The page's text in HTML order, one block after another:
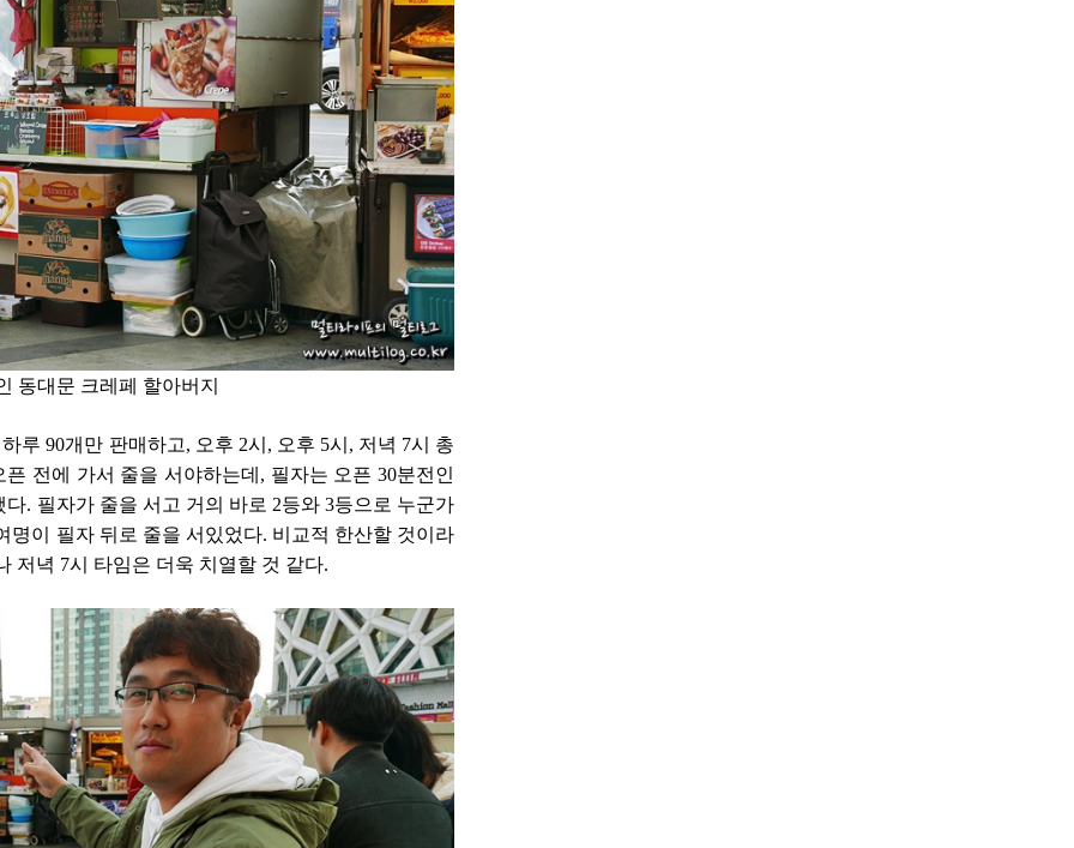
동대문 크레페 할아버지
루 90개만 판매하고, 오후 2시, 오후 5시, 저녁 7시 총
전에 가서 줄을 서야하는데, 필자는 오픈 30분전인
. 필자가 줄을 서고 거의 바로 2등와 3등으로 누군가
명이 필자 뒤로 줄을 서있었다. 비교적 한산할 것이라
저녁 7시 타임은 더욱 치열할 것 같다.